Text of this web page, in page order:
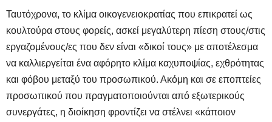
Ταυτόχρονα, το κλίμα οικογενειοκρατίας που επικρατεί ως
κουλτούρα στους φορείς, ασκεί μεγαλύτερη πίεση στους/στις
εργαζομένους/ες που δεν είναι «δικοί τους» με αποτέλεσμα
να καλλιεργείται ένα αφόρητο κλίμα καχυποψίας, εχθρότητας
και φόβου μεταξύ του προσωπικού. Ακόμη και σε εποπτείες
προσωπικού που πραγματοποιούνται από εξωτερικούς
συνεργάτες, η διοίκηση φροντίζει να στέλνει «κάποιον